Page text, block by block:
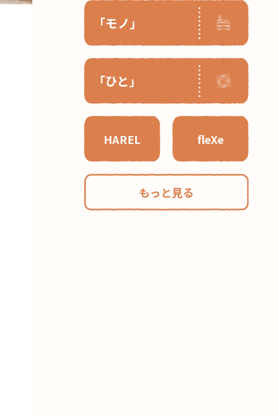
「モノ」
「ひと」
HAREL fleXe
もっと見る